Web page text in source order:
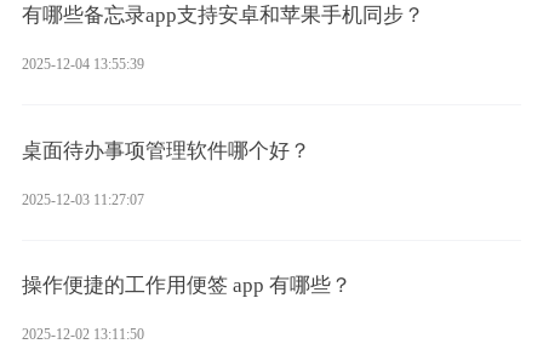
有哪些备忘录app支持安卓和苹果手机同步？
2025-12-04 13:55:39
桌面待办事项管理软件哪个好？
2025-12-03 11:27:07
操作便捷的工作用便签 app 有哪些？
2025-12-02 13:11:50